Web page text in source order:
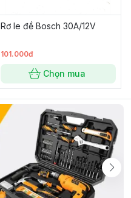
Rơ le đề Bosch 30A/12V
101.000đ
Chọn mua